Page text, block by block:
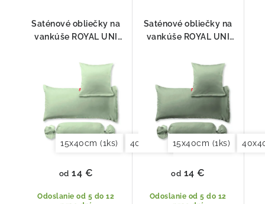
Saténové obliečky na
vankúše ROYAL UNI
15x40cm (1ks) 40x40cm (2ks) 40x60cm (2ks)
Odoslanie od 5 do 12
od 14 €
Saténové obliečky na
vankúše ROYAL UNI
15x40cm (1ks)
Odoslanie od 5 do 12
od 14 €